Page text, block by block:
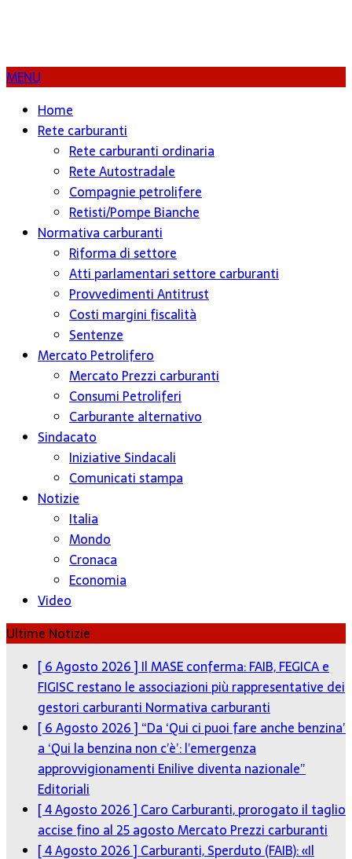
MENU
Home
Rete carburanti
Rete carburanti ordinaria
Rete Autostradale
Compagnie petrolifere
Retisti/Pompe Bianche
Normativa carburanti
Riforma di settore
Atti parlamentari settore carburanti
Provvedimenti Antitrust
Costi margini fiscalità
Sentenze
Mercato Petrolifero
Mercato Prezzi carburanti
Consumi Petroliferi
Carburante alternativo
Sindacato
Iniziative Sindacali
Comunicati stampa
Notizie
Italia
Mondo
Cronaca
Economia
Video
Ultime Notizie
[ 6 Agosto 2026 ]Il MASE conferma: FAIB, FEGICA e
FIGISC restano le associazioni più rappresentative dei
gestori carburantiNormativa carburanti
[ 6 Agosto 2026 ]“Da ‘Qui ci puoi fare anche benzina’
a ‘Qui la benzina non c’è’: l’emergenza
approvvigionamenti Enilive diventa nazionale”
Editoriali
[ 4 Agosto 2026 ]Caro Carburanti, prorogato il taglio
accise fino al 25 agostoMercato Prezzi carburanti
[ 4 Agosto 2026 ]Carburanti, Sperduto (FAIB): «Il